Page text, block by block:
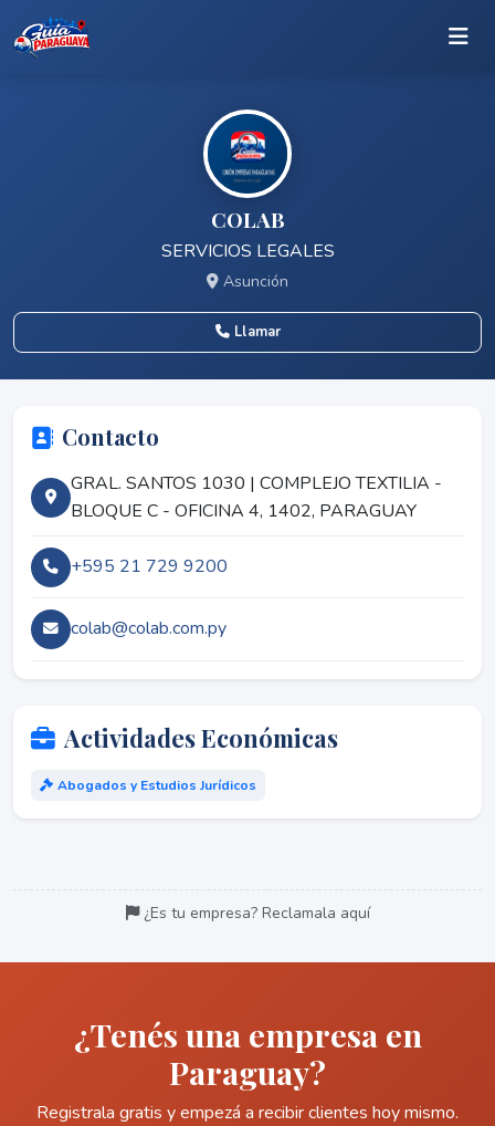
COLAB
SERVICIOS LEGALES
Asunción
Llamar
Contacto
GRAL. SANTOS 1030 | COMPLEJO TEXTILIA -
BLOQUE C - OFICINA 4, 1402, PARAGUAY
+595 21 729 9200
colab@colab.com.py
Actividades Económicas
Abogados y Estudios Jurídicos
¿Es tu empresa? Reclamala aquí
¿Tenés una empresa en
Paraguay?
Registrala gratis y empezá a recibir clientes hoy mismo.